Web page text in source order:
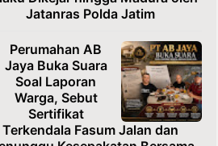
Jatanras Polda Jatim
Perumahan AB
Jaya Buka Suara
Soal Laporan
Warga, Sebut
Sertifikat
Terkendala Fasum Jalan dan